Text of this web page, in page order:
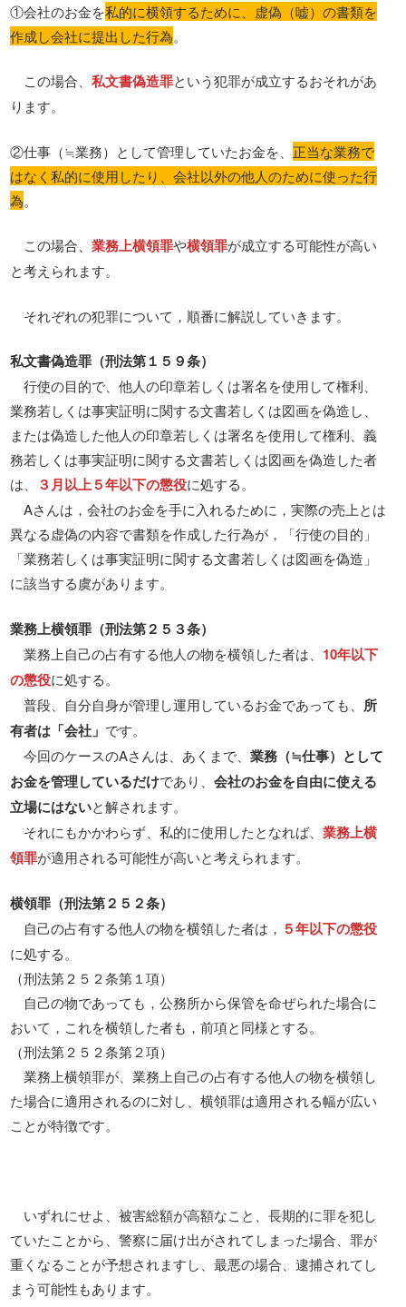
①会社のお金を私的に横領するために、虚偽（嘘）の書類を
作成し会社に提出した行為。
この場合、私文書偽造罪という犯罪が成立するおそれがあ
ります。
②仕事（≒業務）として管理していたお金を、 正当な業務で
はなく私的に使用したり、会社以外の他人のために使った行
為。
この場合、業務上横領罪や横領罪が成立する可能性が高い
と考えられます。
それぞれの犯罪について，順番に解説していきます。
私文書偽造罪（刑法第１５９条）
行使の目的で、他人の印章若しくは署名を使用して権利、
業務若しくは事実証明に関する文書若しくは図画を偽造し、
または偽造した他人の印章若しくは署名を使用して権利、義
務若しくは事実証明に関する文書若しくは図画を偽造した者
は、
３月以上５年以下の懲役に処する。
Aさんは，会社のお金を手に入れるために，実際の売上とは
異なる虚偽の内容で書類を作成した行為が，「行使の目的」
「業務若しくは事実証明に関する文書若しくは図画を偽造」
に該当する虞があります。
業務上横領罪（刑法第２５３条）
業務上自己の占有する他人の物を横領した者は、 10年以下
の懲役に処する。
普段、自分自身が管理し運用しているお金であっても、 所
有者は「会社」 です。
今回のケースのAさんは、あくまで、業務（≒仕事）として
お金を管理しているだけであり、会社のお金を自由に使える
立場にはないと解されます。
それにもかかわらず、私的に使用したとなれば、業務上横
領罪が適用される可能性が高いと考えられます。
横領罪（刑法第２５２条）
自己の占有する他人の物を横領した者は， ５年以下の懲役
に処する。
（刑法第２５２条第１項）
自己の物であっても，公務所から保管を命ぜられた場合に
おいて，これを横領した者も，前項と同様とする。
（刑法第２５２条第２項）
業務上横領罪が、業務上自己の占有する他人の物を横領し
た場合に適用されるのに対し、横領罪は適用される幅が広い
ことが特徴です。
いずれにせよ、被害総額が高額なこと、長期的に罪を犯し
ていたことから、警察に届け出がされてしまった場合、罪が
重くなることが予想されますし、最悪の場合、逮捕されてし
まう可能性もあります。